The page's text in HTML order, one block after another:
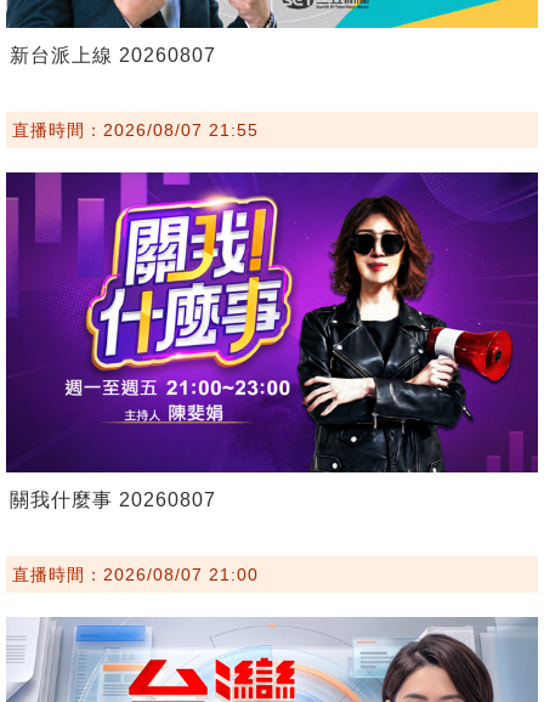
新台派上線 20260807
直播時間：2026/08/07 21:55
關我什麼事 20260807
直播時間：2026/08/07 21:00